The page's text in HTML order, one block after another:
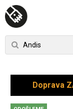
Doprava